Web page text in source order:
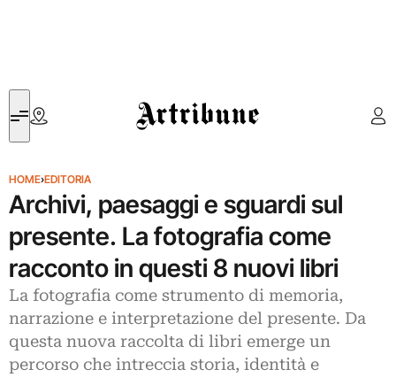
Artribune
HOME›EDITORIA
Archivi, paesaggi e sguardi sul
presente. La fotografia come
racconto in questi 8 nuovi libri
La fotografia come strumento di memoria,
narrazione e interpretazione del presente. Da
questa nuova raccolta di libri emerge un
percorso che intreccia storia, identità e